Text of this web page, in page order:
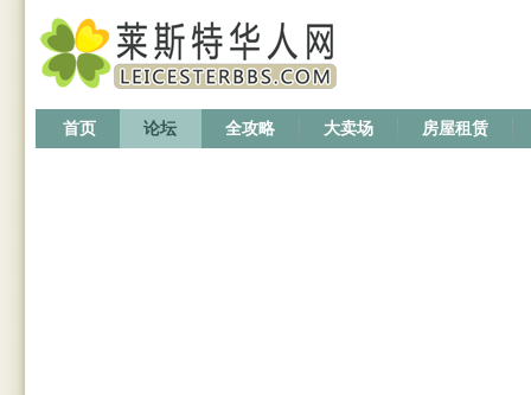
首页 论坛 全攻略 大卖场 房屋租赁